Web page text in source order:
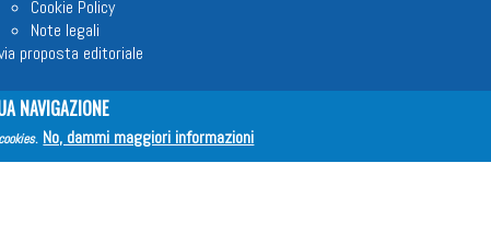
Cookie Policy
Note legali
proposta editoriale
ETS © 2023 - P.I. 05398481001 - C.F 96306220581 - REA 888781
NAVIGAZIONE
cookies. No, dammi maggiori informazioni